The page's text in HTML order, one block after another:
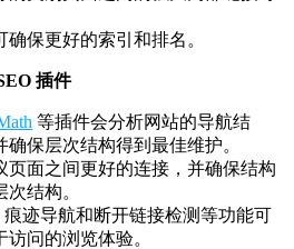
保更好的索引和排名。
插件
等插件会分析网站的导航结
保层次结构得到最佳维护。
页面之间更好的连接，并确保结构
结构。
痕迹导航和断开链接检测等功能可
问的浏览体验。